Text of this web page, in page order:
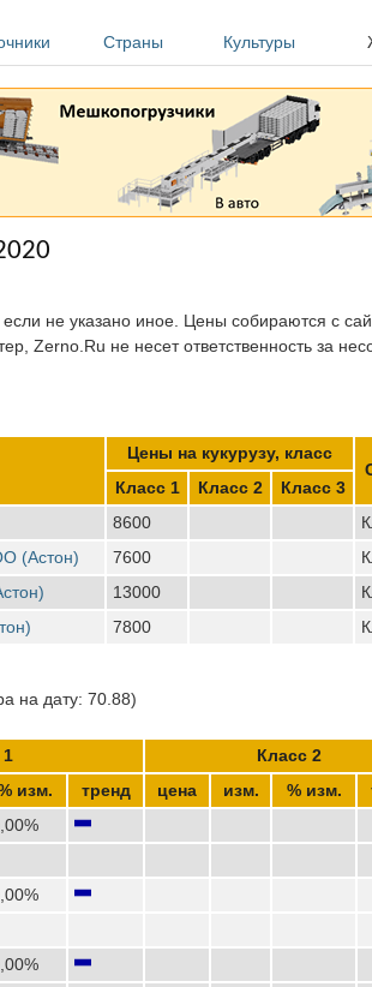
Страны Культуры
не указано иное. Цены собираются с
Zerno.Ru не несет ответственность за
Цены на кукурузу, класс
Класс 1
Класс 2
Класс 3
8600
(Астон) 7600
13000
7800
на дату: 70.88)
1 Класс 2
изм. тренд цена изм. % изм.